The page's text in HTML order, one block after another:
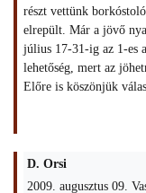
részt vettünk
elrepült. Már a jövő
július 17-31-ig az 1-es
lehetőség, mert az
Előre is köszönjük
D. Orsi
2009. augusztus 09.